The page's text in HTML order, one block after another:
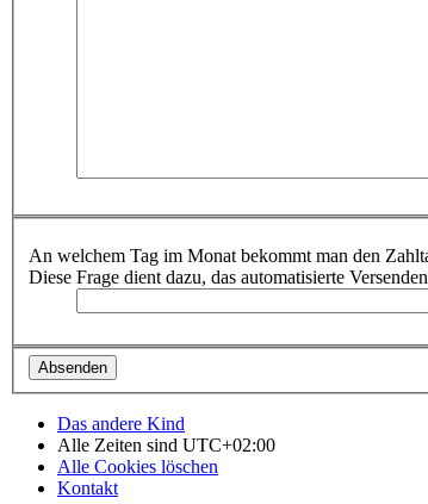
An welchem Tag im Monat bekommt man den
Diese Frage dient dazu, das automatisierte
Das andere Kind
Alle Zeiten sind UTC+02:00
Alle Cookies löschen
Kontakt